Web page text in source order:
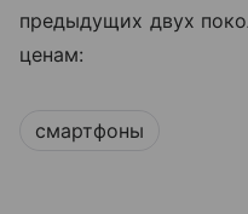
предыдущих двух
ценам:
смартфоны